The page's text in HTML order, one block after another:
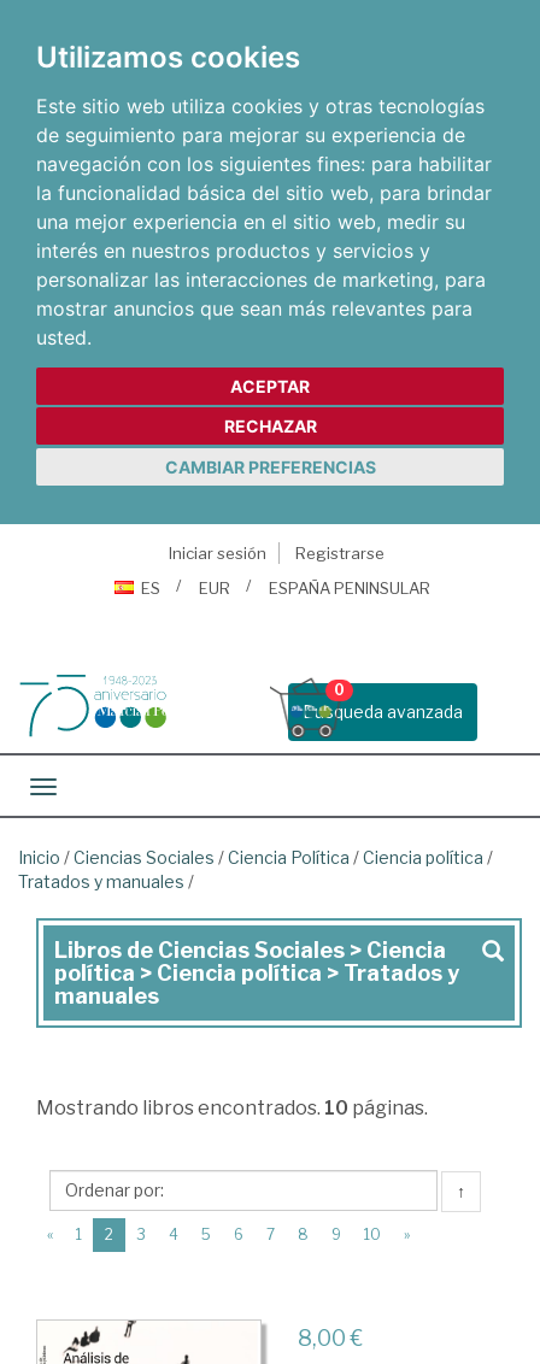
Utilizamos cookies
Este sitio web utiliza cookies y otras tecnologías
de seguimiento para mejorar su experiencia de
navegación con los siguientes fines: para habilitar
la funcionalidad básica del sitio web, para brindar
una mejor experiencia en el sitio web, medir su
interés en nuestros productos y servicios y
personalizar las interacciones de marketing, para
mostrar anuncios que sean más relevantes para
usted.
ACEPTAR
RECHAZAR
CAMBIAR PREFERENCIAS
Iniciar sesión
Registrarse
ES
EUR ESPAÑA PENINSULAR
Busqueda avanzada
0
Toggle navigation
Inicio /Ciencias Sociales /Ciencia Política /Ciencia política /
Tratados y manuales /
Libros
de
Ciencias
>
política
>
Ciencia
>
Libros de Ciencias Sociales > Ciencia
política > Ciencia política > Tratados y
manuales
Mostrando libros encontrados. 10 páginas.
↑
« 1 2 (current)
3 4 5 6 7 8 9 10 »
8,00 €